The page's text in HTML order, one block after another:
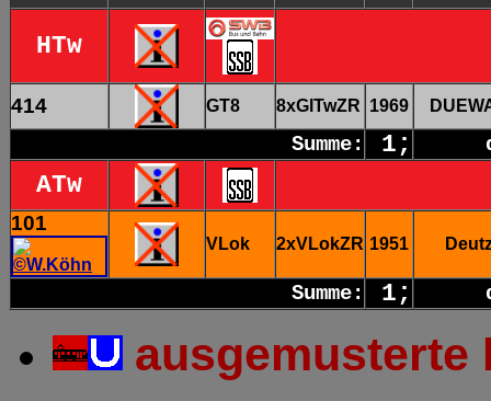
HTw
414 GT8 8xGlTwZR 1969
Summe: 1;
ATw
101
VLok 2xVLokZR 1951
Summe: 1;
ausgemusterte